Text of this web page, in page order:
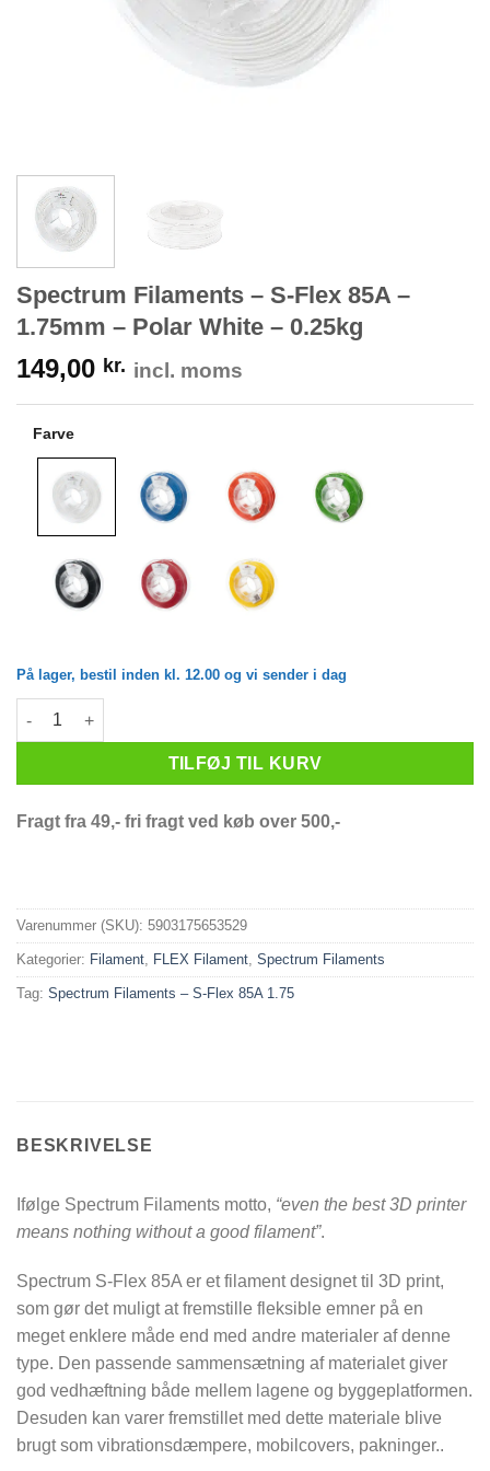
Spectrum Filaments – S-Flex 85A –
1.75mm – Polar White – 0.25kg
149,00 kr. incl. moms
Farve
På lager, bestil inden kl. 12.00 og vi sender i dag
Spectrum Filaments - S-Flex 85A - 1.75mm - Polar White -
TILFØJ TIL KURV
Fragt fra 49,- fri fragt ved køb over 500,-
Varenummer (SKU): 5903175653529
Kategorier: Filament FLEX Filament Spectrum Filaments
Tag: Spectrum Filaments – S-Flex 85A 1.75
BESKRIVELSE
Ifølge Spectrum Filaments motto, “even the best 3D printer
means nothing without a good filament”.
Spectrum S-Flex 85A er et filament designet til 3D print,
som gør det muligt at fremstille fleksible emner på en
meget enklere måde end med andre materialer af denne
type. Den passende sammensætning af materialet giver
god vedhæftning både mellem lagene og byggeplatformen.
Desuden kan varer fremstillet med dette materiale blive
brugt som vibrationsdæmpere, mobilcovers, pakninger..